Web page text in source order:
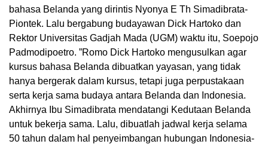
bahasa Belanda yang dirintis Nyonya E Th Simadibrata-
Piontek. Lalu bergabung budayawan Dick Hartoko dan
Rektor Universitas Gadjah Mada (UGM) waktu itu, Soepojo
Padmodipoetro. ”Romo Dick Hartoko mengusulkan agar
kursus bahasa Belanda dibuatkan yayasan, yang tidak
hanya bergerak dalam kursus, tetapi juga perpustakaan
serta kerja sama budaya antara Belanda dan Indonesia.
Akhirnya Ibu Simadibrata mendatangi Kedutaan Belanda
untuk bekerja sama. Lalu, dibuatlah jadwal kerja selama
50 tahun dalam hal penyeimbangan hubungan Indonesia-